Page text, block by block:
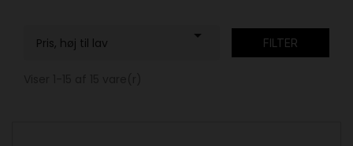
Pris, høj til lav  FILTER